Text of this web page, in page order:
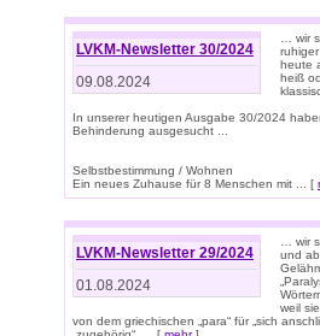
LVKM-Newsletter 30/2024
09.08.2024
… wir
heute
heiß
In unserer heutigen Ausgabe 30/2024
Behinderung ausgesucht ...
Selbstbestimmung / Wohnen
Ein neues Zuhause für 8 Menschen mit ... [
LVKM-Newsletter 29/2024
01.08.2024
… wir
und
weil
von dem griechischen „para“ für „sich